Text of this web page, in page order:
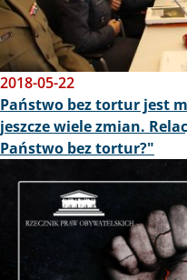
2018-05-22
Państwo bez tortur jest
jeszcze wiele zmian.
Państwo bez tortur?"